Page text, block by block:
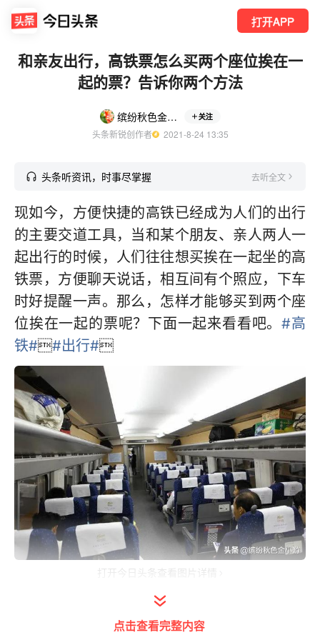
打开APP
和亲友出行，高铁票怎么买两个座位挨在一
起的票？告诉你两个方法
缤纷秋色金小游 关注
头条新锐创作者
  2021-8-24 13:35
头条听资讯，时事尽掌握 去听全文
现如今，方便快捷的高铁已经成为人们的出行
的主要交道工具，当和某个朋友、亲人两人一
起出行的时候，人们往往想买挨在一起坐的高
铁票，方便聊天说话，相互间有个照应，下车
时好提醒一声。那么，怎样才能够买到两个座
位挨在一起的票呢？下面一起来看看吧。#高
铁##出行#
打开今日头条查看图片详情
要想买到两个座位连在一起的高铁列车票，主
要通过两个渠道购买：一、到火车票售票窗口
点击查看完整内容